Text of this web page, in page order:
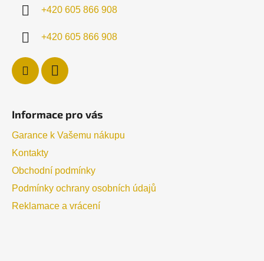
+420 605 866 908
+420 605 866 908
Informace pro vás
Garance k Vašemu nákupu
Kontakty
Obchodní podmínky
Podmínky ochrany osobních údajů
Reklamace a vrácení